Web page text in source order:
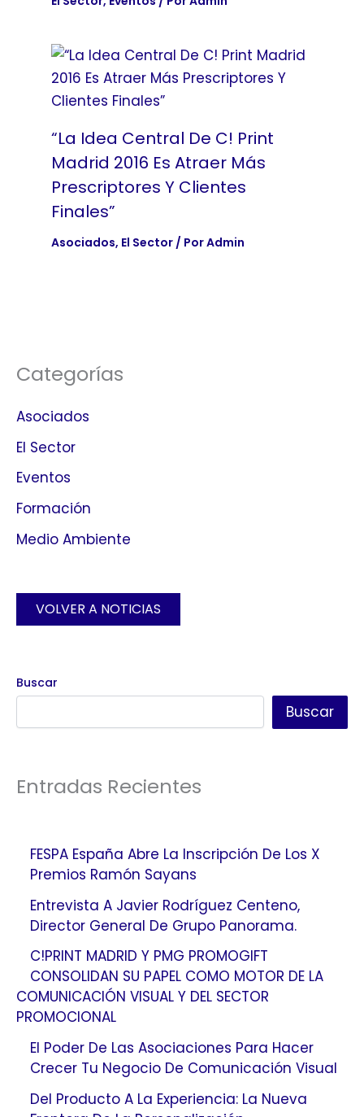
“La Idea Central De C! Print
Madrid 2016 Es Atraer Más
Prescriptores Y Clientes
Finales”
Asociados, El Sector/ PorAdmin
Categorías
Asociados
El Sector
Eventos
Formación
Medio Ambiente
VOLVER A NOTICIAS
Buscar
Buscar
Entradas Recientes
FESPA España Abre La Inscripción De Los X
Premios Ramón Sayans
Entrevista A Javier Rodríguez Centeno,
Director General De Grupo Panorama.
C!PRINT MADRID Y PMG PROMOGIFT
CONSOLIDAN SU PAPEL COMO MOTOR DE LA
COMUNICACIÓN VISUAL Y DEL SECTOR
PROMOCIONAL
El Poder De Las Asociaciones Para Hacer
Crecer Tu Negocio De Comunicación Visual
Del Producto A La Experiencia: La Nueva